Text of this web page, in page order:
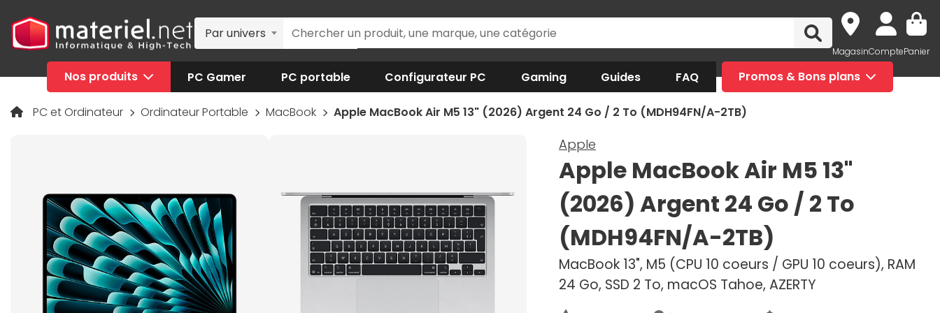
Par univers
MagasinComptePanier
Nos produits PC Gamer PC portable Configurateur PC Gaming Guides FAQ Promos & Bons plans
PC et Ordinateur Ordinateur Portable MacBook Apple MacBook Air M5 13" (2026) Argent 24 Go / 2 To (MDH94FN/A-2TB)
Apple
Apple MacBook Air M5 13"
(2026) Argent 24 Go / 2 To
(MDH94FN/A-2TB)
MacBook 13", M5 (CPU 10 coeurs / GPU 10 coeurs), RAM
24 Go, SSD 2 To, macOS Tahoe, AZERTY